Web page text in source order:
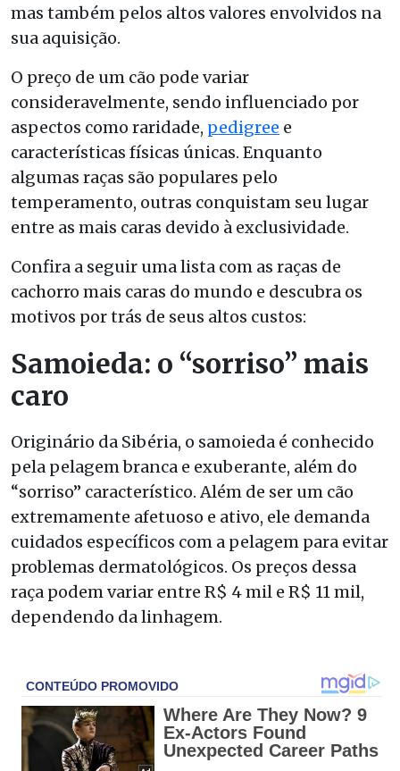
mas também pelos altos valores envolvidos na
sua aquisição.
O preço de um cão pode variar
consideravelmente, sendo influenciado por
aspectos como raridade, pedigree e
características físicas únicas. Enquanto
algumas raças são populares pelo
temperamento, outras conquistam seu lugar
entre as mais caras devido à exclusividade.
Confira a seguir uma lista com as raças de
cachorro mais caras do mundo e descubra os
motivos por trás de seus altos custos:
Samoieda: o “sorriso” mais
caro
Originário da Sibéria, o samoieda é conhecido
pela pelagem branca e exuberante, além do
“sorriso” característico. Além de ser um cão
extremamente afetuoso e ativo, ele demanda
cuidados específicos com a pelagem para evitar
problemas dermatológicos. Os preços dessa
raça podem variar entre R$ 4 mil e R$ 11 mil,
dependendo da linhagem.